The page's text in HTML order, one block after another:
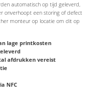
automatisch op tijd geleverd,
onverhoopt een storing of defect
monteur op locatie om dit op
lage printkosten
afdrukken vereist
NFC